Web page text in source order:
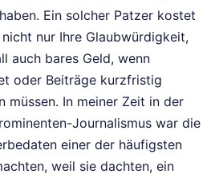
Ein solcher Patzer kostet
nur Ihre Glaubwürdigkeit,
auch bares Geld, wenn
oder Beiträge kurzfristig
müssen. In meiner Zeit in der
Journalismus war die
einer der häufigsten
weil sie dachten, ein